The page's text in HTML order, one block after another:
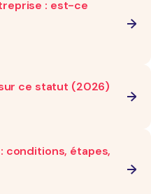
: est-ce
ce statut (2026)
conditions, étapes,